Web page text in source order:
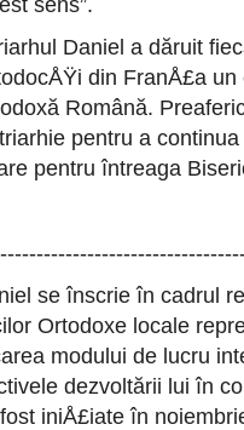
sens”.
Daniel a dăruit
din FranÅ£a
Română.
pentru a
pentru întreaga
se înscrie în cadrul
Ortodoxe locale
modului de lucru
dezvoltării lui în
iniÅ£iate în